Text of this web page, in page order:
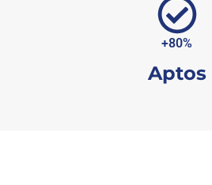
+80%
Aptos